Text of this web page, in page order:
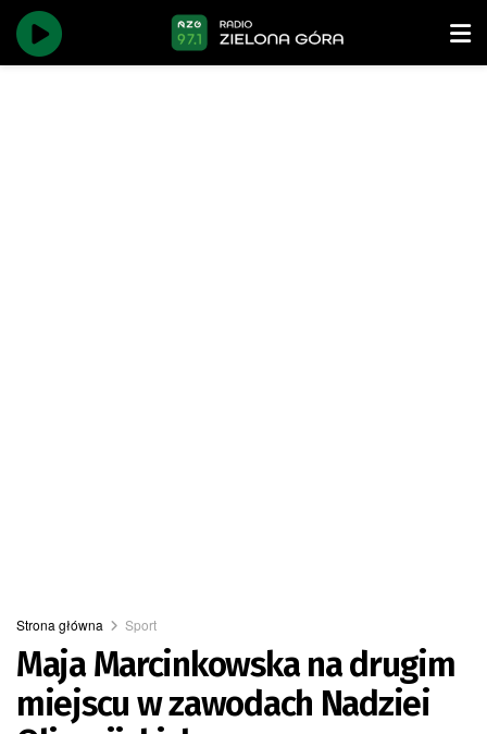
Strona główna Sport
Maja Marcinkowska na drugim
miejscu w zawodach Nadziei